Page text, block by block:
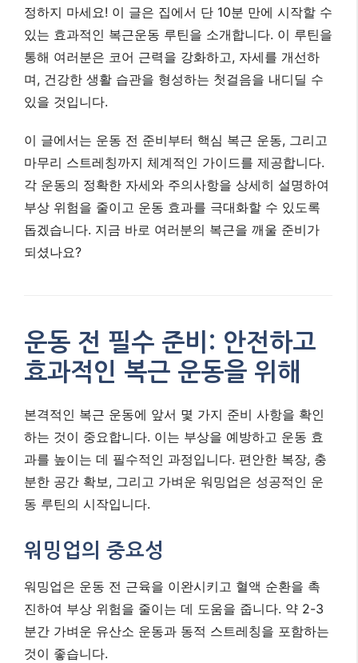
정하지 마세요! 이 글은 집에서 단 10분 만에 시작할 수
있는 효과적인 복근운동 루틴을 소개합니다. 이 루틴을
통해 여러분은 코어 근력을 강화하고, 자세를 개선하
며, 건강한 생활 습관을 형성하는 첫걸음을 내디딜 수
있을 것입니다.
이 글에서는 운동 전 준비부터 핵심 복근 운동, 그리고
마무리 스트레칭까지 체계적인 가이드를 제공합니다.
각 운동의 정확한 자세와 주의사항을 상세히 설명하여
부상 위험을 줄이고 운동 효과를 극대화할 수 있도록
돕겠습니다. 지금 바로 여러분의 복근을 깨울 준비가
되셨나요?
운동 전 필수 준비: 안전하고
효과적인 복근 운동을 위해
본격적인 복근 운동에 앞서 몇 가지 준비 사항을 확인
하는 것이 중요합니다. 이는 부상을 예방하고 운동 효
과를 높이는 데 필수적인 과정입니다. 편안한 복장, 충
분한 공간 확보, 그리고 가벼운 워밍업은 성공적인 운
동 루틴의 시작입니다.
워밍업의 중요성
워밍업은 운동 전 근육을 이완시키고 혈액 순환을 촉
진하여 부상 위험을 줄이는 데 도움을 줍니다. 약 2-3
분간 가벼운 유산소 운동과 동적 스트레칭을 포함하는
것이 좋습니다.